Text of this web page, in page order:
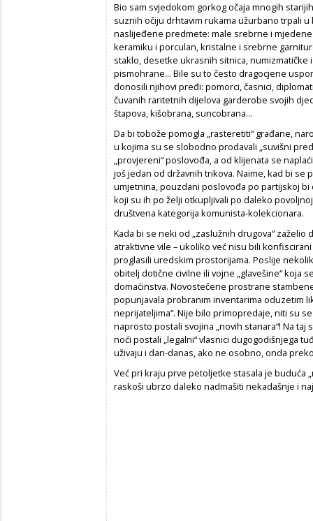
Bio sam svjedokom gorkog očaja mnogih
suznih očiju drhtavim rukama užurbano trpali
naslijeđene predmete: male srebrne i
keramiku i porculan, kristalne i srebrne
staklo, desetke ukrasnih sitnica,
pismohrane... Bile su to često dragocjene
donosili njihovi pređi: pomorci, časnici,
čuvanih raritetnih dijelova garderobe svojih
štapova, kišobrana, suncobrana...
Da bi tobože pomogla „rasteretiti“ građane,
u kojima su se slobodno prodavali „suvišni
„provjereni“ poslovođa, a od klijenata se
još jedan od državnih trikova. Naime, kad bi se
umjetnina, pouzdani poslovođa po partijskoj
koji su ih po želji otkupljivali po daleko
društvena kategorija komunista-kolekcionara.
Kada bi se neki od „zaslužnih drugova“
atraktivne vile – ukoliko već nisu bili
proglasili uredskim prostorijama. Poslije
obitelj dotične civilne ili vojne „glavešine“ koja
domaćinstva. Novostečene prostrane
popunjavala probranim inventarima oduzetim
neprijateljima“. Nije bilo primopredaje, niti su
naprosto postali svojina „novih stanara“! Na
noći postali „legalni“ vlasnici dugogodišnjega
uživaju i dan-danas, ako ne osobno, onda
Već pri kraju prve petoljetke stasala je buduća
raskoši ubrzo daleko nadmašiti nekadašnje i